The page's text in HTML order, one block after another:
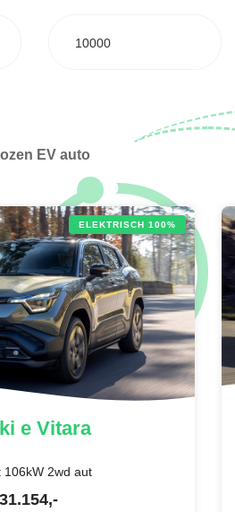
10000
EV auto
ELEKTRISCH 100%
e Vitara
106kW 2wd aut
31.154,-